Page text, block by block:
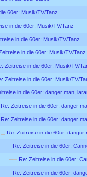
60er: Musik/TV/Tanz
in die 60er: Musik/TV/Tanz
in die 60er: Musik/TV/Tanz
in die 60er: Musik/TV/Tanz
Zeitreise in die 60er: Musik/TV/
Zeitreise in die 60er: Musik/TV/
in die 60er: danger man,
Re: Zeitreise in die 60er: danger
Re: Zeitreise in die 60er: danger
Re: Zeitreise in die 60er: danger
Re: Zeitreise in die 60er:
Re: Zeitreise in die 60er:
Re: Zeitreise in die 60er: